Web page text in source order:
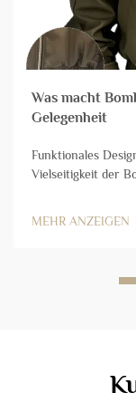
Was macht
Gelegenheit
Funktionales
Vielseitigkeit der
universell
MEHR ANZEIGEN